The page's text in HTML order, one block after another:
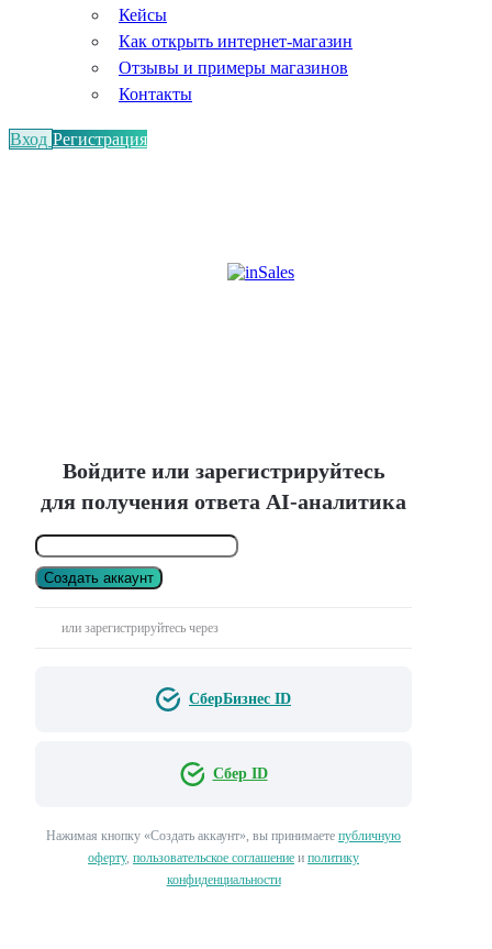
Кейсы
Как открыть интернет-магазин
Отзывы и примеры магазинов
Контакты
Вход Регистрация
Войдите или зарегистрируйтесь
для получения ответа AI-аналитика
Создать аккаунт
или зарегистрируйтесь через
СберБизнес ID
Сбер ID
Нажимая кнопку «Создать аккаунт», вы принимаете публичную
оферту, пользовательское соглашение и политику
конфиденциальности